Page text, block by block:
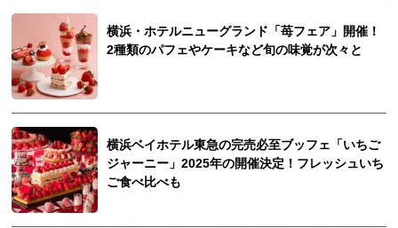
横浜・ホテルニューグランド「苺フェア」開催！
2種類のパフェやケーキなど旬の味覚が次々と
横浜ベイホテル東急の完売必至ブッフェ「いちご
ジャーニー」2025年の開催決定！フレッシュいち
ご食べ比べも